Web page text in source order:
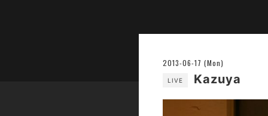
2013-06-17 (Mon)
LIVE Kazuya